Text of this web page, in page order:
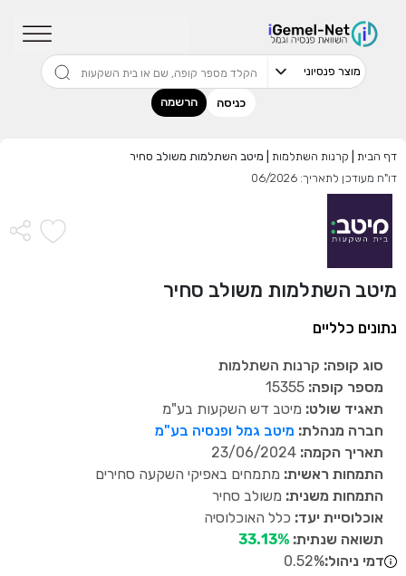
כניסה הרשמה
דף הבית קרנות השתלמות
מיטב השתלמות משולב סחיר
דו"ח מעודכן לתאריך: 06/2026
מיטב השתלמות משולב סחיר
נתונים כלליים
סוג קופה: קרנות השתלמות
מספר קופה:
תאגיד שולט: מיטב דש השקעות בע"מ
חברה מנהלת: מיטב גמל ופנסיה בע"מ
תאריך הקמה:
התמחות ראשית: מתמחים באפיקי השקעה סחירים
התמחות משנית: משולב סחיר
אוכלוסיית יעד: כלל האוכלוסיה
תשואה שנתית: 33.13%
דמי ניהול:0.52%
מתכנן פיננסי (ללא עלות), השאירו פרטים: